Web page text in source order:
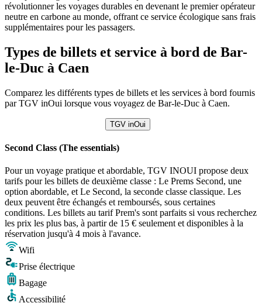
révolutionner les voyages durables en devenant le premier opérateur
neutre en carbone au monde, offrant ce service écologique sans frais
supplémentaires pour les passagers.
Types de billets et service à bord de Bar-
le-Duc à Caen
Comparez les différents types de billets et les services à bord fournis
par TGV inOui lorsque vous voyagez de Bar-le-Duc à Caen.
TGV inOui
Second Class (The essentials)
Pour un voyage pratique et abordable, TGV INOUI propose deux
tarifs pour les billets de deuxième classe : Le Prems Second, une
option abordable, et Le Second, la seconde classe classique. Les
deux peuvent être échangés et remboursés, sous certaines
conditions. Les billets au tarif Prem's sont parfaits si vous recherchez
les prix les plus bas, à partir de 15 € seulement et disponibles à la
réservation jusqu'à 4 mois à l'avance.
Wifi
Prise électrique
Bagage
Accessibilité